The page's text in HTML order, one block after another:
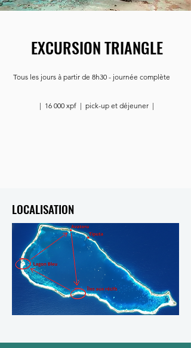
EXCURSION TRIANGLE
Tous les jours à partir de 8h30 - journée complète
| 16 000 xpf | pick-up et déjeuner |
LOCALISATION